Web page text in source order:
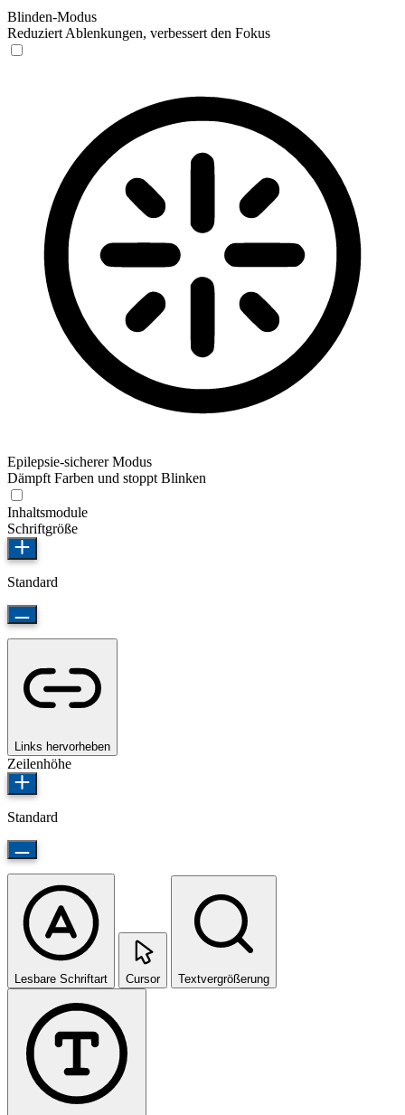
Blinden-Modus
Reduziert Ablenkungen, verbessert den Fokus
Epilepsie-sicherer Modus
Dämpft Farben und stoppt Blinken
Inhaltsmodule
Schriftgröße
Standard
Links hervorheben
Zeilenhöhe
Standard
Lesbare Schriftart Cursor Textvergrößerung